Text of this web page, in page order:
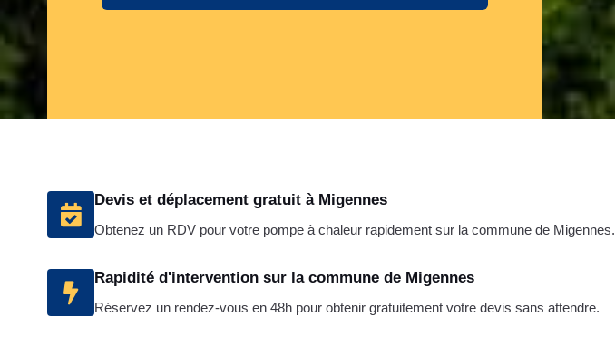
Devis et déplacement gratuit à Migennes
Obtenez un RDV pour votre pompe à chaleur rapidement sur la commune de Migennes.
Rapidité d'intervention sur la commune de Migennes
Réservez un rendez-vous en 48h pour obtenir gratuitement votre devis sans attendre.